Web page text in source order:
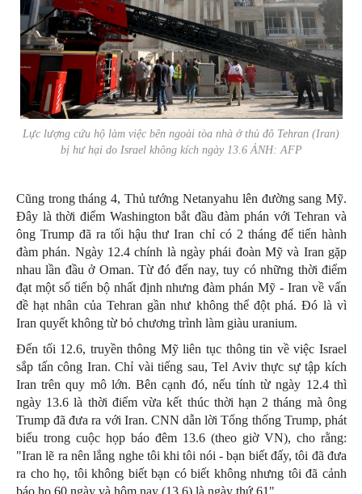
Lực lượng cứu hộ làm việc bên ngoài tòa nhà ở thủ đô Tehran (Iran)
bị hư hại do Israel không kích ngày 13.6 ẢNH: AFP
Cũng trong tháng 4, Thủ tướng Netanyahu lên đường sang Mỹ.
Đây là thời điểm Washington bắt đầu đàm phán với Tehran và
ông Trump đã ra tối hậu thư Iran chỉ có 2 tháng để tiến hành
đàm phán. Ngày 12.4 chính là ngày phái đoàn Mỹ và Iran gặp
nhau lần đầu ở Oman. Từ đó đến nay, tuy có những thời điểm
đạt một số tiến bộ nhất định nhưng đàm phán Mỹ - Iran về vấn
đề hạt nhân của Tehran gần như không thể đột phá. Đó là vì
Iran quyết không từ bỏ chương trình làm giàu uranium.
Đến tối 12.6, truyền thông Mỹ liên tục thông tin về việc Israel
sắp tấn công Iran. Chỉ vài tiếng sau, Tel Aviv thực sự tập kích
Iran trên quy mô lớn. Bên cạnh đó, nếu tính từ ngày 12.4 thì
ngày 13.6 là thời điểm vừa kết thúc thời hạn 2 tháng mà ông
Trump đã đưa ra với Iran. CNN dẫn lời Tổng thống Trump, phát
biểu trong cuộc họp báo đêm 13.6 (theo giờ VN), cho rằng:
"Iran lẽ ra nên lắng nghe tôi khi tôi nói - bạn biết đấy, tôi đã đưa
ra cho họ, tôi không biết bạn có biết không nhưng tôi đã cảnh
báo họ 60 ngày và hôm nay (13.6) là ngày thứ 61".